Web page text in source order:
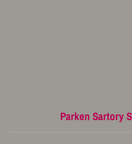
Parken Sartory